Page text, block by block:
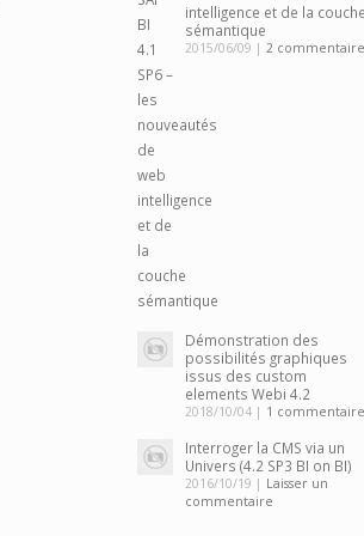
intelligence et de la
sémantique
2015/06/09 | 2
Démonstration des
possibilités graphiques
issus des custom
elements Webi 4.2
2018/10/04 | 1 commentaire
Interroger la CMS via un
Univers (4.2 SP3 BI on BI)
2016/10/19 | Laisser un
commentaire